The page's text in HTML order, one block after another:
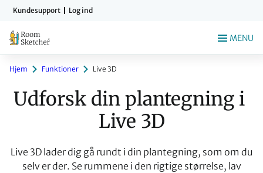
indholdet
Kundesupport Log ind
MENU
Hjem Funktioner Live 3D
Udforsk din plantegning i
Live 3D
Live 3D lader dig gå rundt i din plantegning, som om du
selv er der. Se rummene i den rigtige størrelse, lav